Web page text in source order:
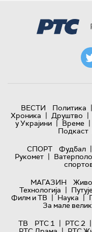
ВЕСТИ Политика |
Хроника | Друштво |
у Украјини | Време |
Подкаст
СПОРТ
Фудбал |
Рукомет | Ватерполо
МАГАЗИН
Технологијa |
Филм и ТВ | Наука |
За мале
ТВ
РТС 1 | РТС 2 |